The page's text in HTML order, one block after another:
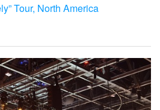
Tour, North America